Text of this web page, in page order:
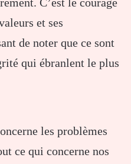
et ses
de noter que ce sont
qui ébranlent le plus
les problèmes
ce qui concerne nos